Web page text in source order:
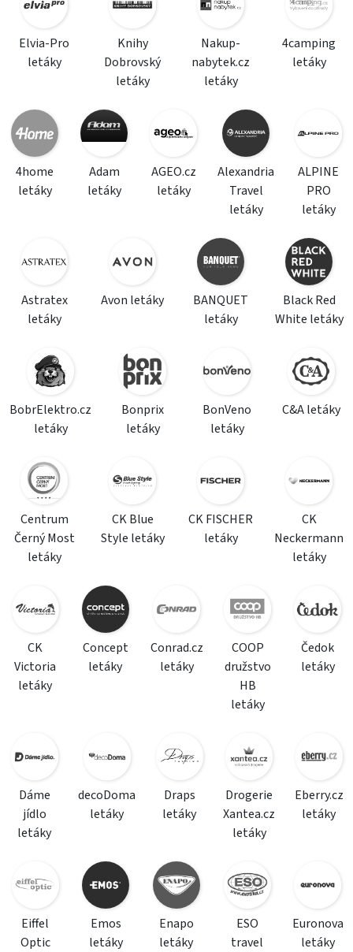
Elvia-Pro
letáky
Knihy
Dobrovský
letáky
Nakup-
nabytek.cz
letáky
4camping
letáky
4home
letáky
Adam
letáky
AGEO.cz
letáky
Alexandria
Travel
letáky
ALPINE
PRO
letáky
Astratex
letáky
Avon letáky
BANQUET
letáky
Black Red
White letáky
BobrElektro.cz
letáky
Bonprix
letáky
BonVeno
letáky
C&A letáky
Centrum
Černý Most
letáky
CK Blue
Style letáky
CK FISCHER
letáky
CK
Neckermann
letáky
CK
Victoria
letáky
Concept
letáky
Conrad.cz
letáky
COOP
družstvo
HB
letáky
Čedok
letáky
Dáme
jídlo
letáky
decoDoma
letáky
Draps
letáky
Drogerie
Xantea.cz
letáky
Eberry.cz
letáky
Eiffel
Optic
Emos
letáky
Enapo
letáky
ESO
travel
Euronova
letáky